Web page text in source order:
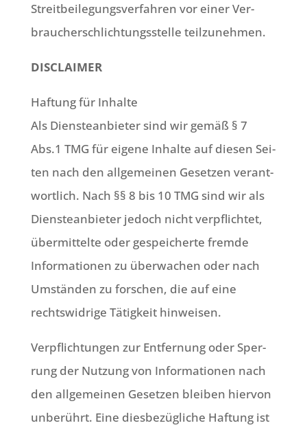
Streit­bei­le­gungs­ver­fah­ren vor einer Ver­
brau­cher­schlich­tungs­stel­le teilzunehmen.
DISCLAIMER
Haf­tung für Inhal­te
Als Dien­ste­an­bie­ter sind wir gemäß § 7
Abs.1 TMG für eige­ne Inhal­te auf die­sen Sei­
ten nach den all­ge­mei­nen Geset­zen ver­ant­
wort­lich. Nach §§ 8 bis 10 TMG sind wir als
Dien­ste­an­bie­ter jedoch nicht ver­pflich­tet,
über­mit­tel­te oder gespei­cher­te frem­de
Infor­ma­tio­nen zu über­wa­chen oder nach
Umstän­den zu for­schen, die auf eine
rechts­wid­ri­ge Tätig­keit hinweisen.
Ver­pflich­tun­gen zur Ent­fer­nung oder Sper­
rung der Nut­zung von Infor­ma­tio­nen nach
den all­ge­mei­nen Geset­zen blei­ben hier­von
unbe­rührt. Eine dies­be­züg­li­che Haf­tung ist